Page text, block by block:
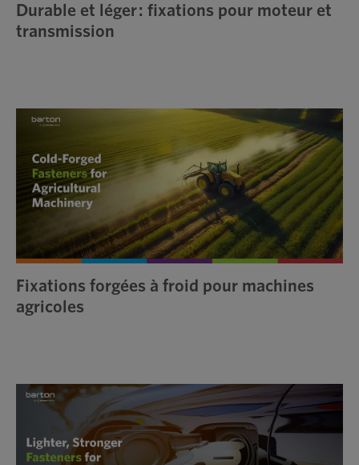
Durable et léger : fixations pour moteur et
transmission
Fixations forgées à froid pour machines
agricoles